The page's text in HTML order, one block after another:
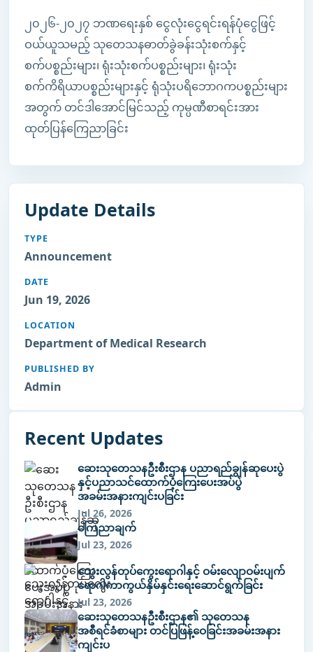
၂၀၂၆-၂၀၂၇ ဘဏရေးနှစ် ငွေလုံးငွေရင်းရန်ပုံငွေဖြင့်
ဝယ်ယူသမည့် သုတေသနဓာတ်ခွဲခန်းသုံးစက်နှင့်
စက်ပစ္စည်းများ၊ ရုံးသုံးစက်ပစ္စည်းများ၊ ရုံးသုံး
စက်ကိရိယာပစ္စည်းများနှင့် ရုံသုံးပရိဘောဂကပစ္စည်းများ
အတွက် တင်ဒါအောင်မြင်သည့် ကုမ္ပဏီစာရင်းအား
ထုတ်ပြန်ကြေညာခြင်း
Update Details
TYPE
Announcement
DATE
Jun 19, 2026
LOCATION
Department of Medical Research
PUBLISHED BY
Admin
Recent Updates
ဆေးသုတေသနဦးစီးဌာန ပညာရည်ချွန်ဆုပေးပွဲ
နှင့်ပညာသင်ထောက်ပံ့ကြေးပေးအပ်ပွဲ
အခမ်းအနားကျင်းပခြင်း
Jul 26, 2026
ကြေညာချက်
Jul 23, 2026
သွေးလွန်တုပ်ကွေးရောဂါနှင့် ဝမ်းလျောဝမ်းပျက်
ရောဂါကာကွယ်နှိမ်နှင်းရေးဆောင်ရွက်ခြင်း
Jul 23, 2026
ဆေးသုတေသနဦးစီးဌာန၏ သုတေသန
အစီရင်ခံစာများ တင်ပြဖြန့်ဝေခြင်းအခမ်းအနား
ကျင်းပ